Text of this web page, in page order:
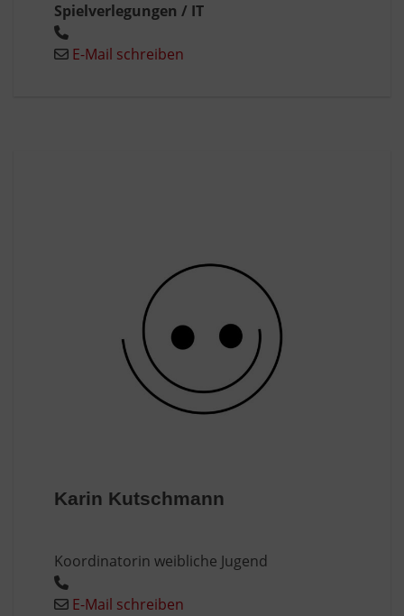
Spielverlegungen / IT
E-Mail schreiben
Karin Kutschmann
Koordinatorin weibliche Jugend
E-Mail schreiben